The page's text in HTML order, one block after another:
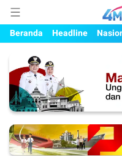
Beranda
Headline